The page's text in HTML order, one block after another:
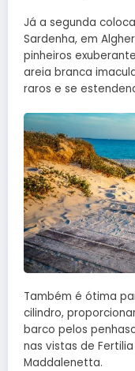
Já a segunda
Sardenha, em
pinheiros
areia branca
raros e se
Também é ótima
cilindro,
barco pelos
nas vistas de
Maddalenetta.